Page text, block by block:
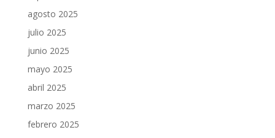
agosto 2025
julio 2025
junio 2025
mayo 2025
abril 2025
marzo 2025
febrero 2025